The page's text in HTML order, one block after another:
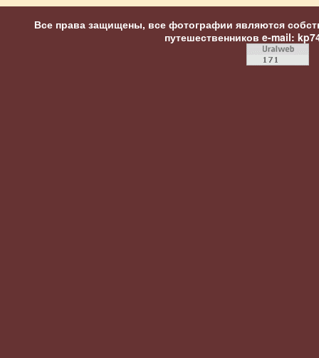
Все права защищены, все фотографии являются
путешественников e-mail: